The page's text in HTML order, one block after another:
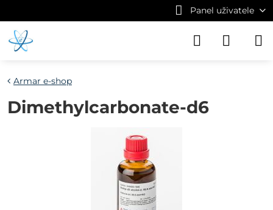
Panel uživatele
Armar e-shop
Dimethylcarbonate-d6